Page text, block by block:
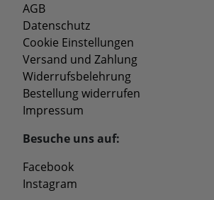
AGB
Datenschutz
Cookie Einstellungen
Versand und Zahlung
Widerrufsbelehrung
Bestellung widerrufen
Impressum
Besuche uns auf:
Facebook
Instagram